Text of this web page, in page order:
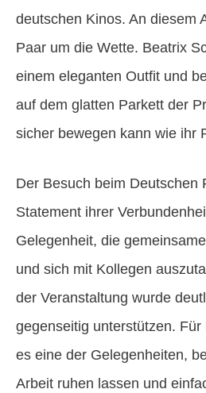
deutschen Kinos. An diesem
Paar um die Wette. Beatrix
einem eleganten Outfit und
auf dem glatten Parkett der
sicher bewegen kann wie ihr
Der Besuch beim Deutschen
Statement ihrer
Gelegenheit, die
und sich mit Kollegen
der Veranstaltung wurde
gegenseitig unterstützen.
es eine der Gelegenheiten,
Arbeit ruhen lassen und